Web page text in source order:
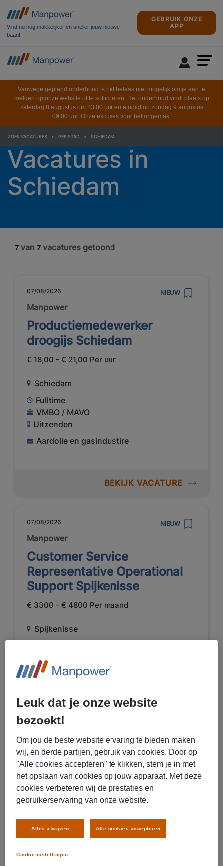
Vind nu nog makkelijker en sneller jouw nieuwe
baan!
GEBRUIK ONZE
APP
Vanwege gepland onderhoud is het helaas niet mogelijk om je aan te
melden op onze website of te solliciteren. Het onderhoud vindt plaats op
zaterdag 8 augustus om 23:00 uur en eindigt op zondag 9 augustus
09:00 uur. Onze excuses voor het ongemak.
ZOEK VACATURES PER STAD SCHIEDAM
Vacatures in
Schiedam
7 van 7 vacatures getoond
07/08/2026 NIEUW
Manpower
Productiemedewerker
droogijs Schiedam
€ 18,00 - € 21,00 Per uur
Schiedam
Fulltime
VMBO / MAVO
Uitzenden
Aardolie en gasindustire
BEKIJK VACATURE
07/08/2026 NIEUW
Manpower
Customer Service
Representative Operational
Support Spijkenisse
€ 3300 - € 4800 Per maand
Spijkenisse
Uitzenden
07/08/2026 NIEUW
Manpower
Medewerker servicepunt
parttime Nissewaard
€ 20,00 Per uur
Spijkenisse
Leuk dat je onze website
bezoekt!
Om jou de beste website ervaring te bieden maken
wij, en derde partijen, gebruik van cookies. Door op
"Alle cookies accepteren" te klikken, stem je in met
het opslaan van cookies op jouw apparaat. Met deze
cookies verbeteren wij de prestaties en
gebruikerservaring van onze website.
Cookie-instellingen
Alles afwijzen Alle cookies accepteren